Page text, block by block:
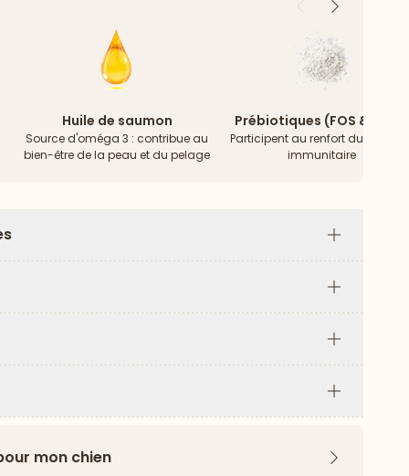
PrécédentSuivant
Huile de saumon
Source d'oméga 3 : contribue au
bien-être de la peau et du pelage
Prébiotiques (FOS & MOS)
Participent au renfort du
immunitaire
Plus
Plus
Plus
Plus
mon chien